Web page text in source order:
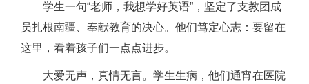
学生一句“老师，我想学好英语”，坚定了支教团成
员扎根南疆、奉献教育的决心。他们笃定心志：要留在
这里，看着孩子们一点点进步。
大爱无声，真情无言。学生生病，他们通宵在医院